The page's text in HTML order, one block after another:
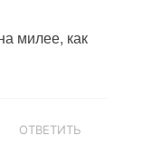
милее, как
ОТВЕТИТЬ